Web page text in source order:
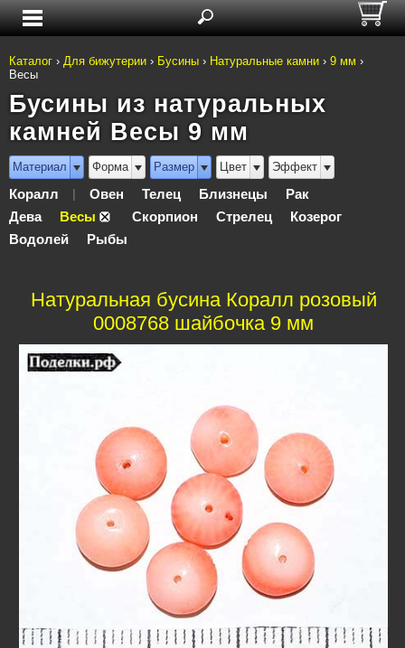
Каталог › Для бижутерии › Бусины › Натуральные камни › 9 мм ›
Весы
Бусины из натуральных
камней Весы 9 мм
Материал Форма Размер Цвет Эффект
Коралл Овен Телец Близнецы
Рак
Дева
Весы Скорпион Стрелец
Козерог
Водолей
Рыбы
Натуральная бусина Коралл розовый
0008768 шайбочка 9 мм